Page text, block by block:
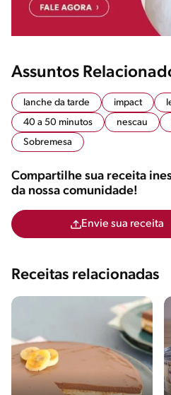
Assuntos
lanche da tarde impact
40 a 50 minutos
nescau
Sobremesa
Compartilhe sua receita
da nossa comunidade!
Envie sua receita
Receitas relacionadas